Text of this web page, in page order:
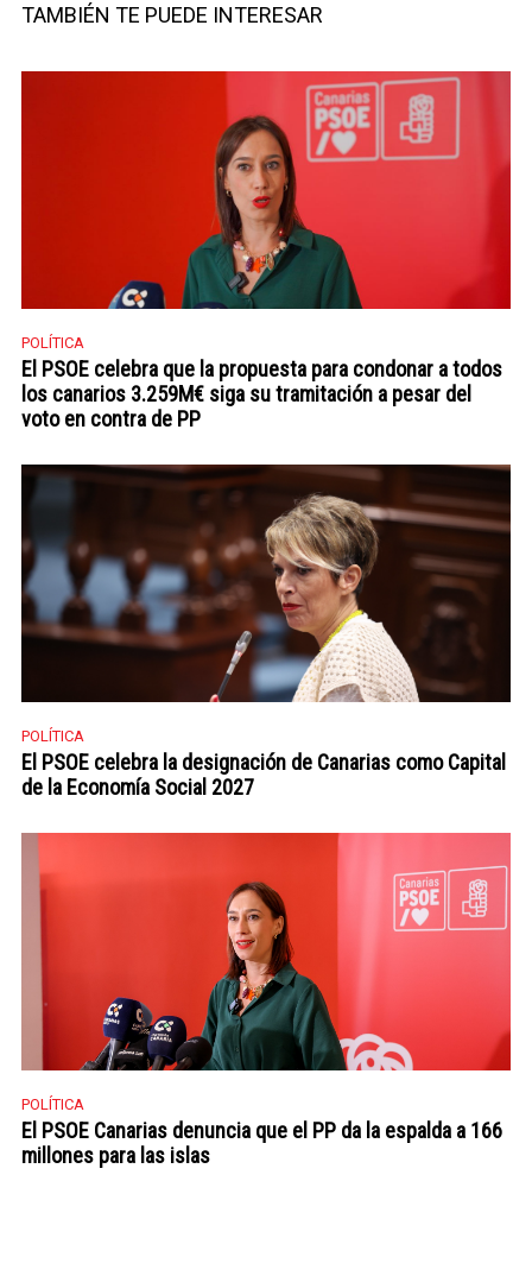
TAMBIÉN TE PUEDE INTERESAR
POLÍTICA
El PSOE celebra que la propuesta para condonar a todos
los canarios 3.259M€ siga su tramitación a pesar del
voto en contra de PP
POLÍTICA
El PSOE celebra la designación de Canarias como Capital
de la Economía Social 2027
POLÍTICA
El PSOE Canarias denuncia que el PP da la espalda a 166
millones para las islas